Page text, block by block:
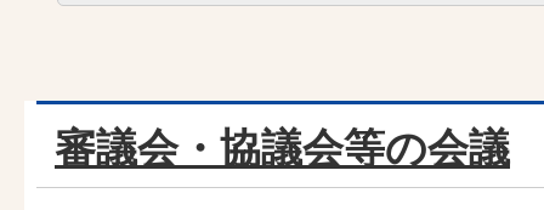
審議会・協議会等の会議